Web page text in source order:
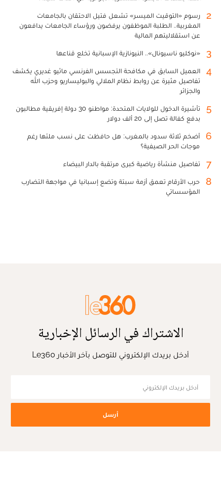
2
رسوم «التوقيت الميسر» تشعل فتيل الاحتقان بالجامعات
المغربية.. الطلبة الموظفون يرفضون ورؤساء الجامعات يدافعون
عن استقلاليتهم المالية
3 «نوكليو ناسيونال».. النيونازية الإسبانية تخلع قناعها
4
العميل السابق في مكافحة التجسس الفرنسي ماثيو غديري يكشف
تفاصيل مثيرة عن روابط نظام الملالي والبوليساريو وحزب الله
والجزائر
5
تأشيرة الدخول للولايات المتحدة: مواطنو 30 دولة إفريقية مطالبون
بدفع كفالة تصل إلى 20 ألف دولار
6
أضخم ثلاثة سدود بالمغرب: هل حافظت على نسب ملئها رغم
موجات الحر الصيفية؟
7 تفاصيل منشأة رياضية كبرى مرتقبة بالدار البيضاء
8
حرب الأرقام تعمق أزمة سبتة وتضع إسبانيا في مواجهة التضارب
المؤسساتي
الاشتراك في الرسائل الإخبارية
أدخل بريدك الإلكتروني للتوصل بآخر الأخبار Le360
أرسل